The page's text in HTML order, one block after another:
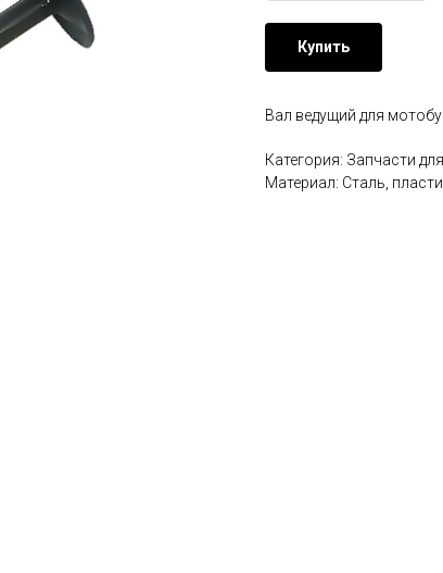
Купить
Вал ведущий для
Категория: Запчасти
Материал: Сталь,